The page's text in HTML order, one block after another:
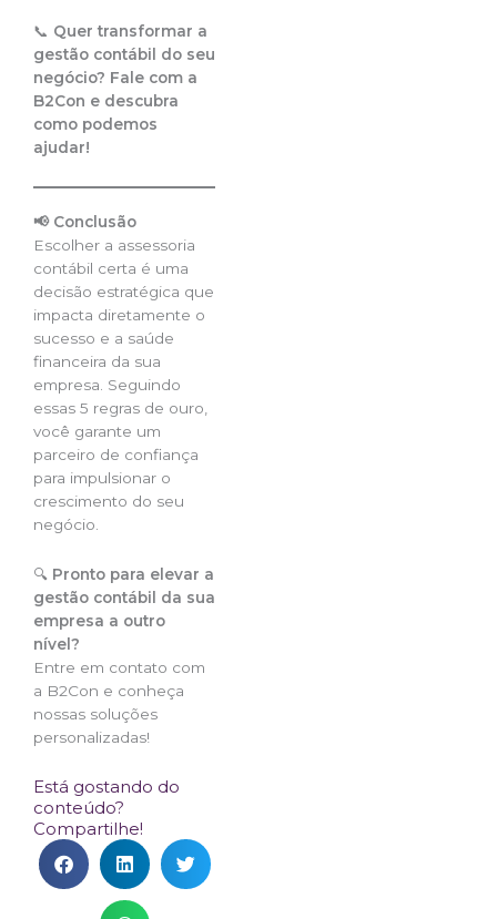
📞 Quer transformar a
gestão contábil do seu
negócio? Fale com a
B2Con e descubra
como podemos
ajudar!
📢 Conclusão
Escolher a assessoria
contábil certa é uma
decisão estratégica que
impacta diretamente o
sucesso e a saúde
financeira da sua
empresa. Seguindo
essas 5 regras de ouro,
você garante um
parceiro de confiança
para impulsionar o
crescimento do seu
negócio.
🔍 Pronto para elevar a
gestão contábil da sua
empresa a outro
nível?
Entre em contato com
a B2Con e conheça
nossas soluções
personalizadas!
Está gostando do
conteúdo?
Compartilhe!